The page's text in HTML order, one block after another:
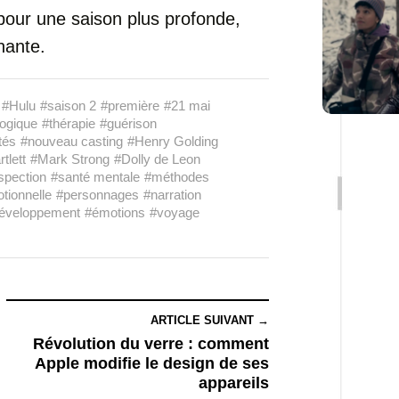
une saison plus profonde,
#Hulu #saison 2 #première #21 mai
#thérapie #guérison
#nouveau casting #Henry Golding
#Mark Strong #Dolly de Leon
#santé mentale #méthodes
#personnages #narration
#émotions #voyage
ARTICLE SUIVANT →
Révolution du verre : comment
Apple modifie le design de ses
appareils